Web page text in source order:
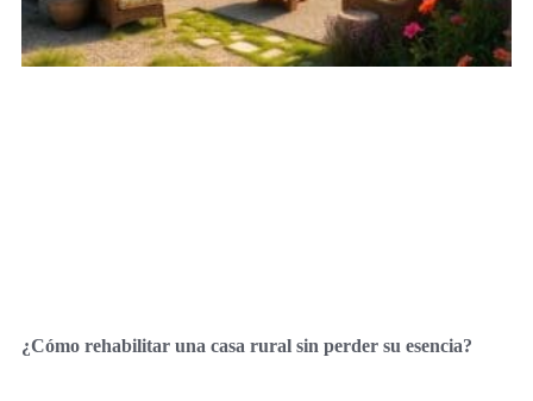
¿Cómo rehabilitar una casa rural sin perder su esencia?